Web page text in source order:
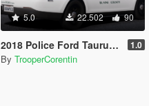
5.0 22.502 90
2018 Police Ford Taurus [Replace / FiveM] 1.0
By TrooperCorentin